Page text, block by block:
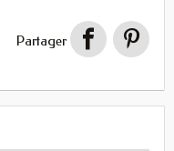
Partager